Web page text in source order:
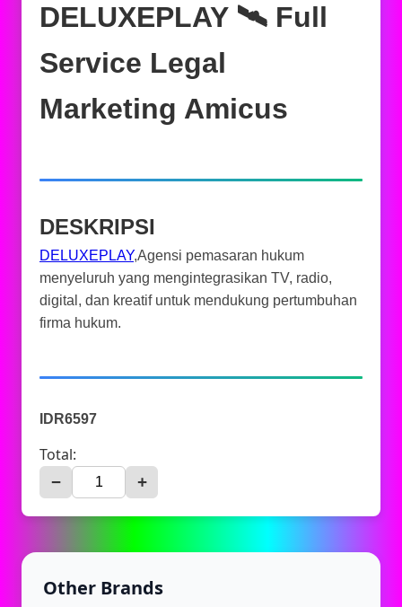
DELUXEPLAY 🛰️‍ Full
Service Legal
Marketing Amicus
DESKRIPSI
DELUXEPLAY,Agensi pemasaran hukum
menyeluruh yang mengintegrasikan TV, radio,
digital, dan kreatif untuk mendukung pertumbuhan
firma hukum.
IDR6597
Total:
− +
Other Brands